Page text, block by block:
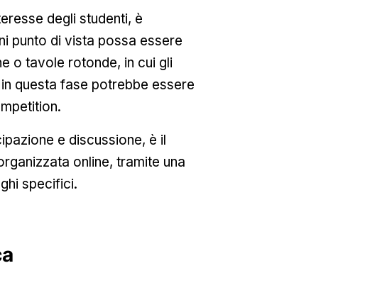
degli studenti, è
punto di vista possa essere
o tavole rotonde, in cui gli
questa fase potrebbe essere
e discussione, è il
online, tramite una
specifici.